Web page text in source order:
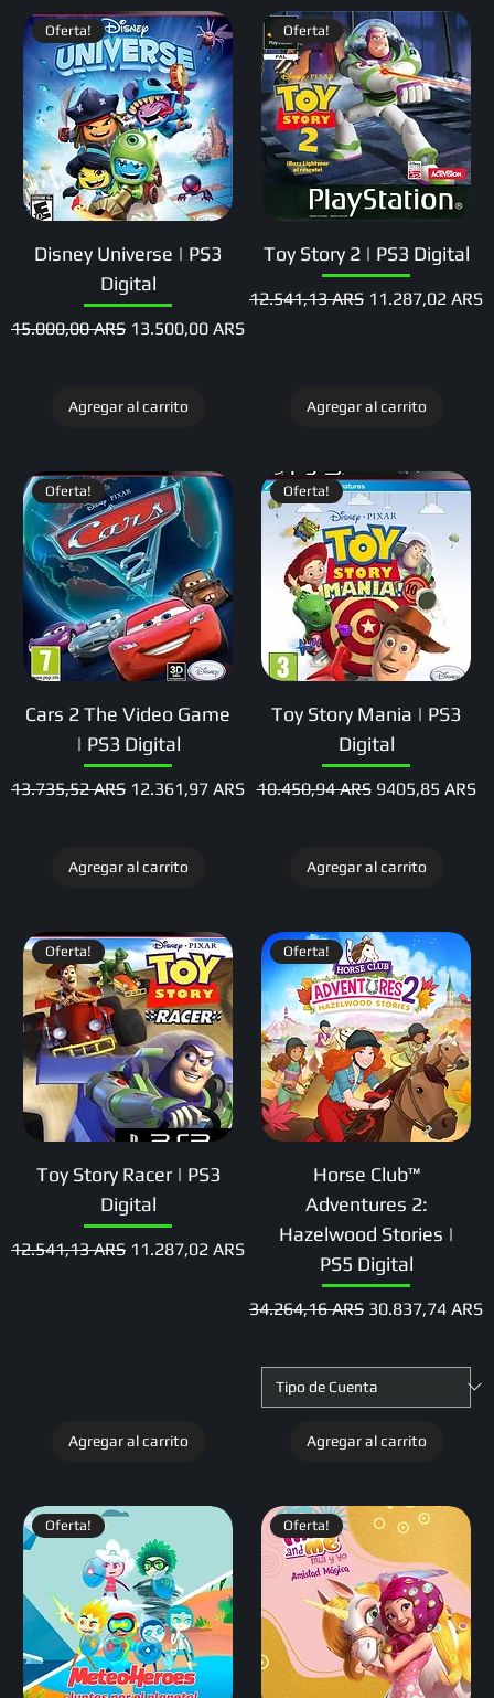
Oferta!
Disney Universe | PS3
Digital
Precio
15.000,00 ARS Precio de oferta
13.500,00 ARS
Agregar al carrito
Oferta!
Toy Story 2 | PS3 Digital
Precio
12.541,13 ARS Precio de oferta
11.287,02 ARS
Agregar al carrito
Oferta!
Cars 2 The Video Game
| PS3 Digital
Precio
13.735,52 ARS Precio de oferta
12.361,97 ARS
Agregar al carrito
Oferta!
Toy Story Mania | PS3
Digital
Precio
10.450,94 ARS Precio de
9405,85 ARS
Agregar al carrito
Oferta!
Toy Story Racer | PS3
Digital
Precio
12.541,13 ARS Precio de oferta
11.287,02 ARS
Agregar al carrito
Oferta!
Horse Club™
Adventures 2:
Hazelwood Stories |
PS5 Digital
Precio
34.264,16 ARS Precio de oferta
30.837,74 ARS
Agregar al carrito
Oferta! Oferta!